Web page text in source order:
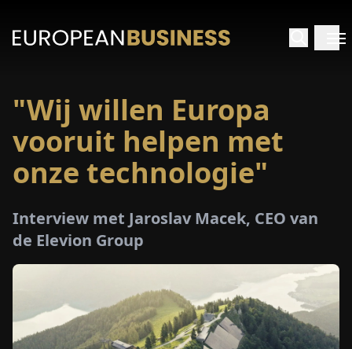
"Wij willen Europa
vooruit helpen met
onze technologie"
Interview met Jaroslav Macek, CEO van
de Elevion Group